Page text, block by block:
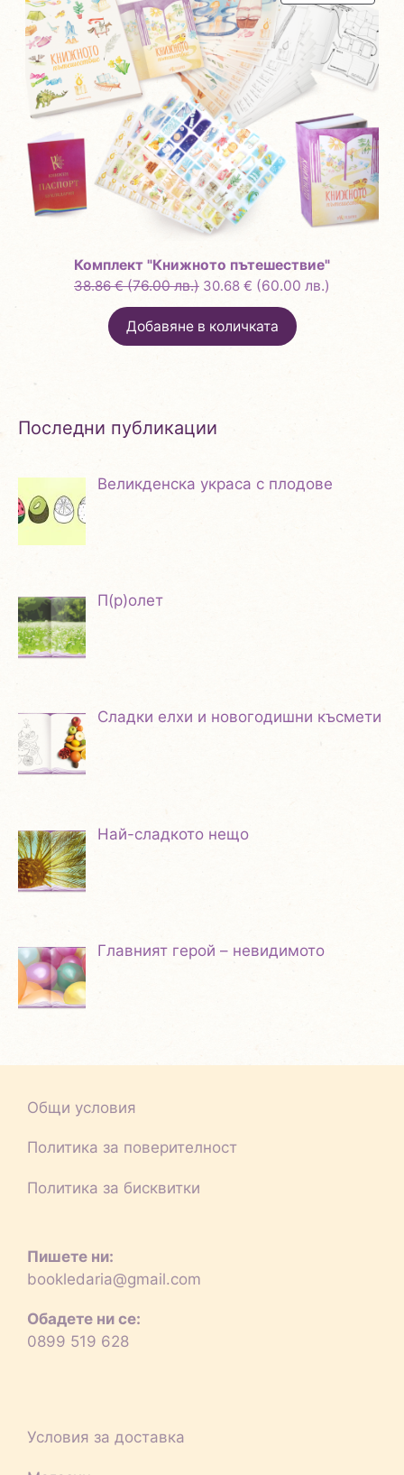
С
Комплект "Книжното пътешествие"
38.86€ (76.00 лв.) Original
price
was:
38.86 €
30.68 € (60.00 лв.)
Добавяне в количката
Последни публикации
Великденска украса с плодове
П(р)олет
Сладки елхи и новогодишни късмети
Най-сладкото нещо
Главният герой – невидимото
Общи условия
Политика за поверителност
Политика за бисквитки
Пишете ни:
bookledaria@gmail.com
Обадете ни се:
0899 519 628
Условия за доставка